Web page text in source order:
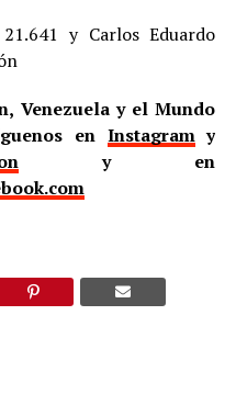
y Carlos Eduardo
Venezuela y el Mundo
en Instagramy
y en